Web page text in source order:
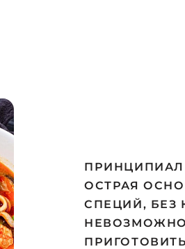
ОСТРАЯ
СПЕЦИЙ, БЕЗ
НЕВОЗМОЖНО